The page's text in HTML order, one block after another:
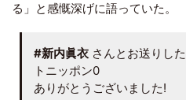
る」と感慨深げに語っていた。
#新内眞衣 さんとお送りした
トニッポン0
ありがとうございました!